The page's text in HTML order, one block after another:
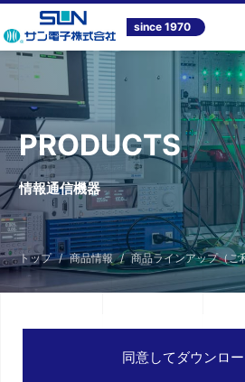
since 1970
PRODUCTS
情報通信機器
トップ 商品情報 商品ラインアップ（ご
同意してダウンロ